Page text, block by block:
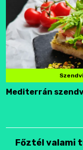
Mediterrán
Főztél valami